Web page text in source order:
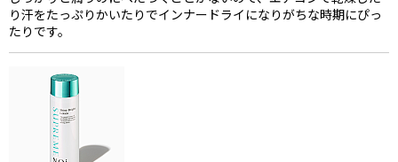
り汗をたっぷりかいたりでインナードライになりがちな時期にぴっ
たりです。